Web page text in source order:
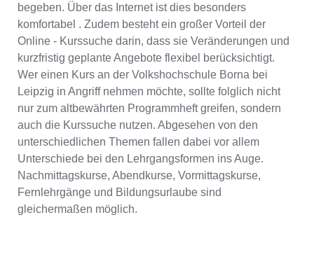
begeben. Über das Internet ist dies besonders
komfortabel . Zudem besteht ein großer Vorteil der
Online - Kurssuche darin, dass sie Veränderungen und
kurzfristig geplante Angebote flexibel berücksichtigt.
Wer einen Kurs an der Volkshochschule Borna bei
Leipzig in Angriff nehmen möchte, sollte folglich nicht
nur zum altbewährten Programmheft greifen, sondern
auch die Kurssuche nutzen. Abgesehen von den
unterschiedlichen Themen fallen dabei vor allem
Unterschiede bei den Lehrgangsformen ins Auge.
Nachmittagskurse, Abendkurse, Vormittagskurse,
Fernlehrgänge und Bildungsurlaube sind
gleichermaßen möglich.